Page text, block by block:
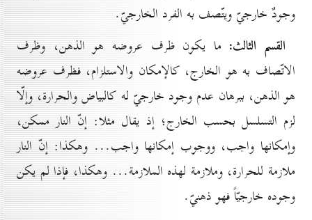
وجودٌ خارجيّ ويتّصف به الفرد الخارجيّ.
القسم الثالث: ما يكون ظرف عروضه هو الذهن، وظرف
الاتّصاف به هو الخارج، كالإمكان والاستلزام، فظرف عروضه
هو الذهن، ببرهان عدم وجود خارجيّ له كالبياض والحرارة، وإلّا
لزم التسلسل بحسب الخارج؛ إذ يقال مثلا: إنّ النار ممكن،
وإمكانها واجب، ووجوب إمكانها واجب... وهكذا: إنّ النار
ملازمة للحرارة، وملازمة لهذه الملازمة... وهكذا، فإذا لم يكن
وجوده خارجيّاً فهو ذهنيّ.